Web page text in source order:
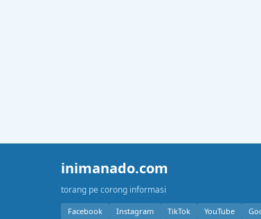
inimanado.com
torang pe corong informasi
Facebook Instagram TikTok YouTube